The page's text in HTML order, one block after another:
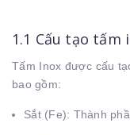
1.1 Cấu tạo tấm
Tấm Inox được cấu
bao gồm:
Sắt (Fe): Thành